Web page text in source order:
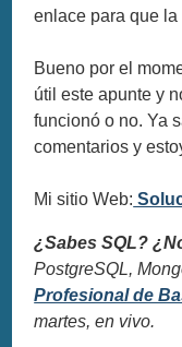
enlace para que
Bueno por el
útil este apunte y
funcionó o no. Ya
comentarios y
Mi sitio Web:
¿Sabes SQL?
PostgreSQL,
Profesional de
martes, en vivo.